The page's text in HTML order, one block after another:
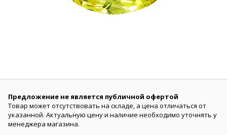
Предложение не является публичной офертой
Товар может отсутствовать на складе, а цена отличаться от
указанной. Актуальную цену и наличие необходимо уточнять у
менеджера магазина.